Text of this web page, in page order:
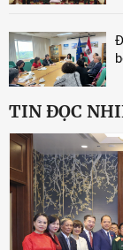
TIN ĐỌC